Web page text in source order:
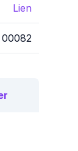
Lien
00082